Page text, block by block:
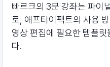
빠르크의 3분 강좌는 파이
로, 애프터이펙트의 사용
영상 편집에 필요한 템플
다.